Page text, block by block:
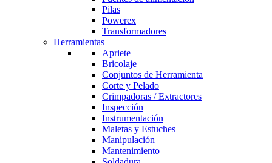
Pilas
Powerex
Transformadores
Herramientas
Apriete
Bricolaje
Conjuntos de Herramienta
Corte y Pelado
Crimpadoras / Extractores
Inspección
Instrumentación
Maletas y Estuches
Manipulación
Mantenimiento